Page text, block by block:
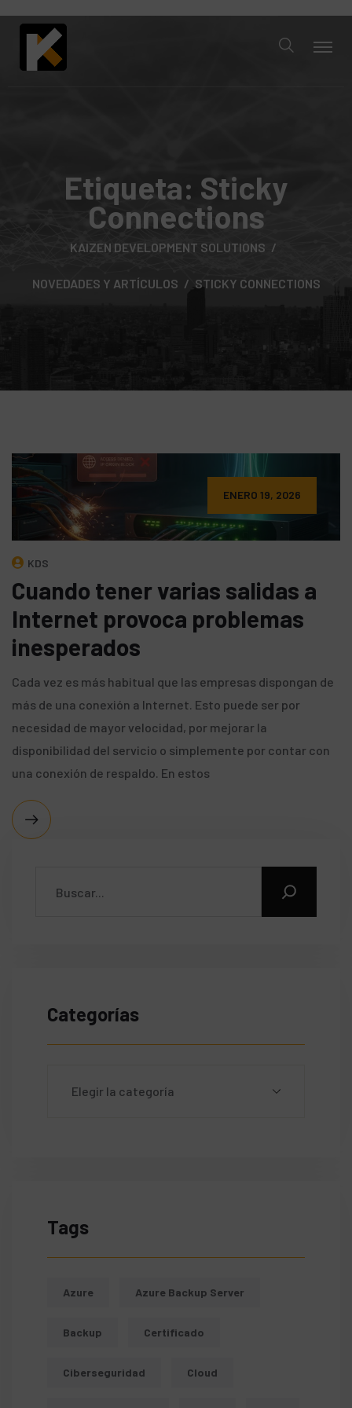
Etiqueta: Sticky
Connections
KAIZEN DEVELOPMENT SOLUTIONS
NOVEDADES Y ARTÍCULOS STICKY CONNECTIONS
ENERO 19, 2026
KDS
Cuando tener varias salidas a
Internet provoca problemas
inesperados
Cada vez es más habitual que las empresas dispongan de
más de una conexión a Internet. Esto puede ser por
necesidad de mayor velocidad, por mejorar la
disponibilidad del servicio o simplemente por contar con
una conexión de respaldo. En estos
Categorías
Tags
Azure Azure Backup Server
Backup Certificado
Ciberseguridad Cloud